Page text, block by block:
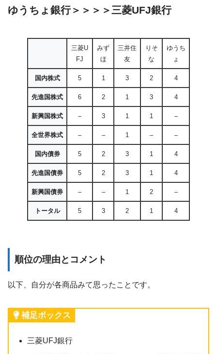
ゆうちょ銀行＞＞＞＞三菱UFJ銀行
三菱U
FJ
みず
ほ
三井住
友
りそ
な
ゆうち
ょ
国内株式 5 1 3 2 4
先進国株式 6 2 1 3 4
新興国株式 – 3 1 1 –
全世界株式 – – 1 – –
国内債券 5 2 3 1 4
先進国債券 5 2 3 1 4
新興国債券 – – 1 2 –
トータル 5 3 2 1 4
順位の理由とコメント
以下、自分が各商品みて思ったことです。
補足ボックス
三菱UFJ銀行